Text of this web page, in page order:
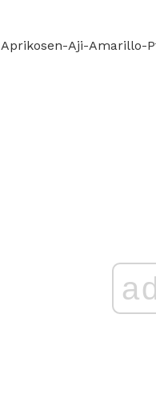
Aji-Amarillo-